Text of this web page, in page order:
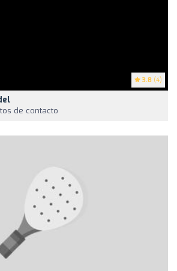
3.8 (4)
de contacto